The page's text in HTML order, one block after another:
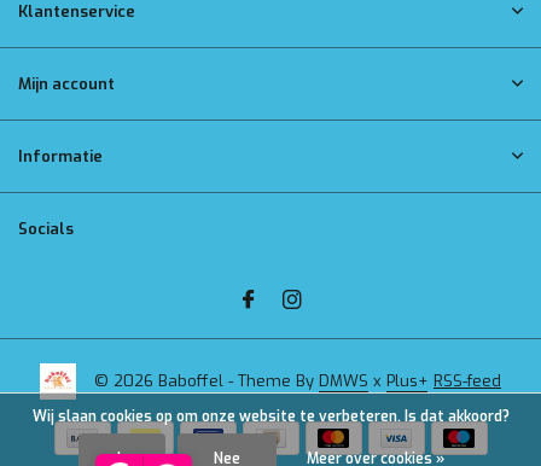
Klantenservice
Mijn account
Informatie
Socials
© 2026 Baboffel - Theme By DMWS x Plus+ RSS-feed
Wij slaan cookies op om onze website te verbeteren. Is dat akkoord?
Ja Nee Meer over cookies »